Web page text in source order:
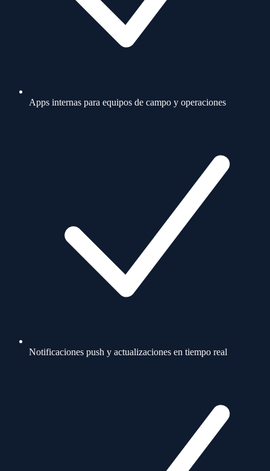
Apps internas para equipos de campo y operaciones
Notificaciones push y actualizaciones en tiempo real